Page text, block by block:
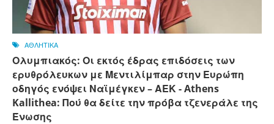
ΑΘΛΗΤΙΚΑ
Ολυμπιακός: Οι εκτός έδρας επιδόσεις των
ερυθρόλευκων με Μεντιλίμπαρ στην Ευρώπη
οδηγός ενόψει Ναϊμέγκεν – ΑΕΚ - Athens
Kallithea: Πού θα δείτε την πρόβα τζενεράλε της
Ένωσης